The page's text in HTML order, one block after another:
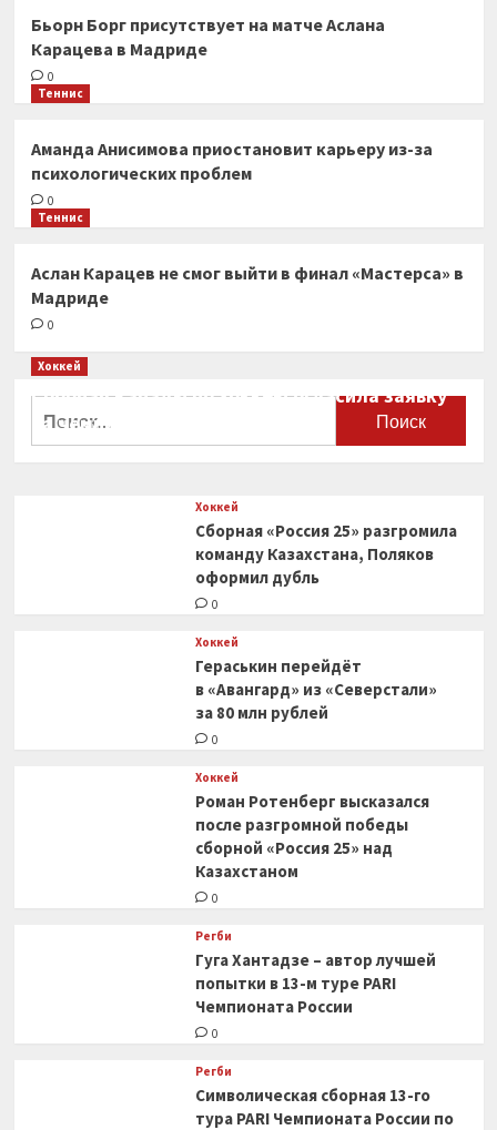
Бьорн Борг присутствует на матче Аслана
Карацева в Мадриде
0
Теннис
Аманда Анисимова приостановит карьеру из-за
психологических проблем
0
Теннис
Аслан Карацев не смог выйти в финал «Мастерса» в
Мадриде
0
Хоккей
Сборная Канады по хоккею огласила заявку
на чемпионат мира
Хоккей
Сборная «Россия 25» разгромила
команду Казахстана, Поляков
оформил дубль
0
Хоккей
Гераськин перейдёт
в «Авангард» из «Северстали»
за 80 млн рублей
0
Хоккей
Роман Ротенберг высказался
после разгромной победы
сборной «Россия 25» над
Казахстаном
0
Регби
Гуга Хантадзе – автор лучшей
попытки в 13-м туре PARI
Чемпионата России
0
Регби
Символическая сборная 13-го
тура PARI Чемпионата России по